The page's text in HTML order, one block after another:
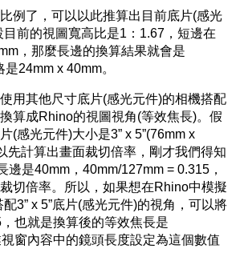
例了，可以以此推算出目前底片(感光
前的視圖寬高比是1：1.67，短邊在
，那麼長邊的換算結果就會是
24mm x 40mm。
用其他尺寸底片(感光元件)的相機搭配
算成Rhino的視圖視角(等效焦長)。假
(感光元件)大小是3” x 5”(76mm x
先計算出畫面裁切倍率，剛才我們得知
邊是40mm，40mm/127mm = 0.315，
切倍率。所以，如果想在Rhino中模擬
3” x 5”底片(感光元件)的視角，可以將
也就是換算後的等效焦長是
窗內容中的鏡頭長度設定為這個數值